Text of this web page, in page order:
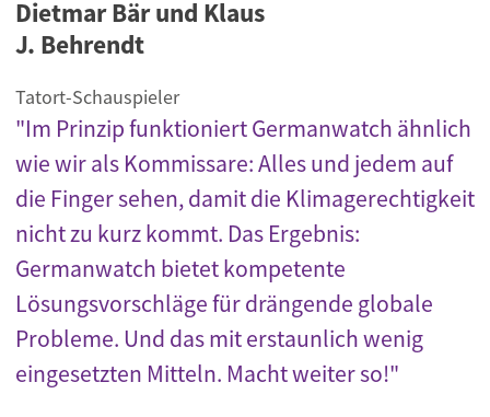
"Im Prinzip funktioniert Germanwatch ähnlich
wie wir als Kommissare: Alles und jedem auf
die Finger sehen, damit die Klimagerechtigkeit
nicht zu kurz kommt. Das Ergebnis:
Germanwatch bietet kompetente
Lösungsvorschläge für drängende globale
Probleme. Und das mit erstaunlich wenig
eingesetzten Mitteln. Macht weiter so!"
Dietmar Bär und Klaus
J. Behrendt
Tatort-Schauspieler